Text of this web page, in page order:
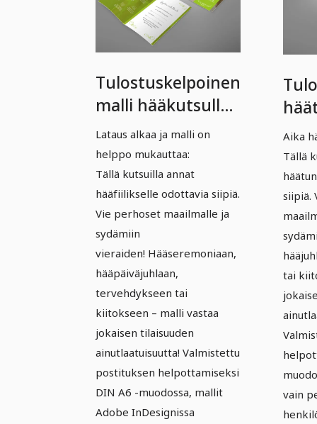
Tulostuskelpoinen
malli hääkutsulle -
Versio 13
Lataus alkaa ja malli on
helppo mukauttaa:
Tällä kutsuilla annat
hääfiilikselle odottavia siipiä.
Vie perhoset maailmalle ja
sydämiin
vieraiden! Hääseremoniaan,
hääpäiväjuhlaan,
tervehdykseen tai
kiitokseen – malli vastaa
jokaisen tilaisuuden
ainutlaatuisuutta! Valmistettu
postituksen helpottamiseksi
DIN A6 -muodossa, mallit
Adobe InDesignissa
Aika
Tällä
siipiä.
tai
vain